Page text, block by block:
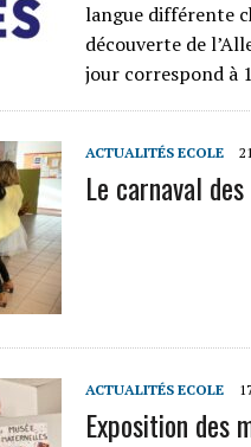
langue différente
découverte de
jour correspond à
ACTUALITÉS ECOLE
Le carnaval
ACTUALITÉS ECOLE
Exposition des